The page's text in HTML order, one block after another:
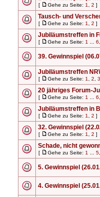
[ Gehe zu Seite: 1 2 ]
Tausch- und
[ Gehe zu Seite: 1 2 ]
Jubiläumstreffen in
[ Gehe zu Seite: 1 6
39. Gewinnspiel
Jubiläumstreffen
[ Gehe zu Seite: 1 2 3
20 jähriges Forum-
[ Gehe zu Seite: 1 6
Jubiläumstreffen in
[ Gehe zu Seite: 1 2 ]
32. Gewinnspiel
[ Gehe zu Seite: 1 2 ]
Schade, nicht
[ Gehe zu Seite: 1 5
5. Gewinnspiel
4. Gewinnspiel